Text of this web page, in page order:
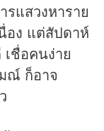
แสวงหาราย
อง แต่สัปดาห์
ชื่อคนง่าย
ณ์ ก็อาจ